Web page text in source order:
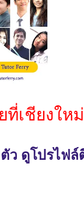
เชียงใหม่
ดูโปรไฟล์